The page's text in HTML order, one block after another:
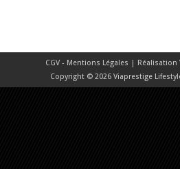
CGV - Mentions Légales | Réalisation
Copyright © 2026 Viaprestige